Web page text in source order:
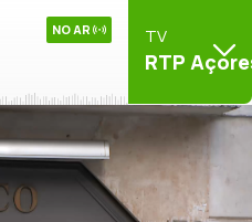
NO AR TV
RTP